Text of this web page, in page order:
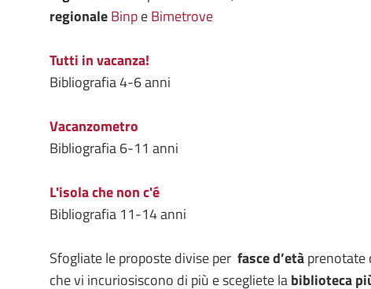
regionaleBinpeBimetrove
Tutti in vacanza!
Bibliografia 4-6 anni
Vacanzometro
Bibliografia 6-11 anni
L'isola che non c'é
Bibliografia 11-14 anni
Sfogliate le proposte divise per fasce d’etàprenotate
che vi incuriosiscono di più e scegliete labiblioteca